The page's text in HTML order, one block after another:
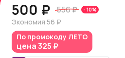
500 ₽ 556 ₽ - 10%
Экономия 56 ₽
По промокоду ЛЕТО
цена325 ₽